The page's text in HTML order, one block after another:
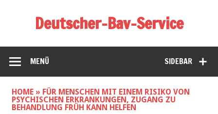
Deutscher-Bav-Service
SIDEBAR
MENÜ
HOME » FÜR MENSCHEN MIT EINEM RISIKO VON
PSYCHISCHEN ERKRANKUNGEN, ZUGANG ZU
BEHANDLUNG FRÜH KANN HELFEN